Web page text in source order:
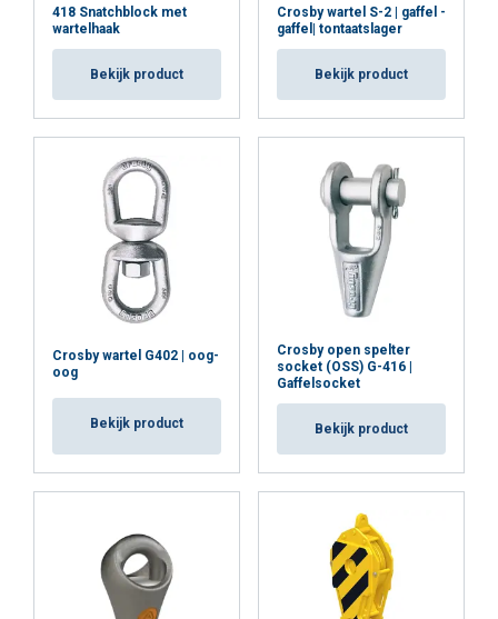
418 Snatchblock met
wartelhaak
Bekijk product
Crosby wartel S-2 | gaffel -
gaffel| tontaatslager
Bekijk product
Crosby wartel G402 | oog-
oog
Bekijk product
Crosby open spelter
socket (OSS) G-416 |
Gaffelsocket
Bekijk product